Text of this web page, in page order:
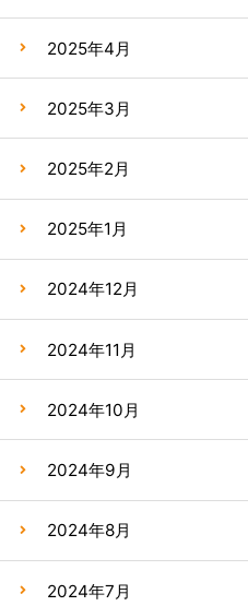
2025年4月
2025年3月
2025年2月
2025年1月
2024年12月
2024年11月
2024年10月
2024年9月
2024年8月
2024年7月